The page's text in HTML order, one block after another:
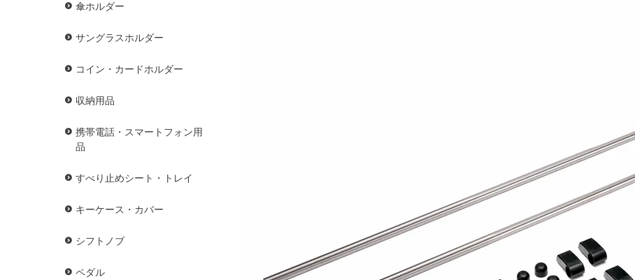
傘ホルダー
サングラスホルダー
コイン・カードホルダー
収納用品
携帯電話・スマートフォン用
品
すべり止めシート・トレイ
キーケース・カバー
シフトノブ
ペダル